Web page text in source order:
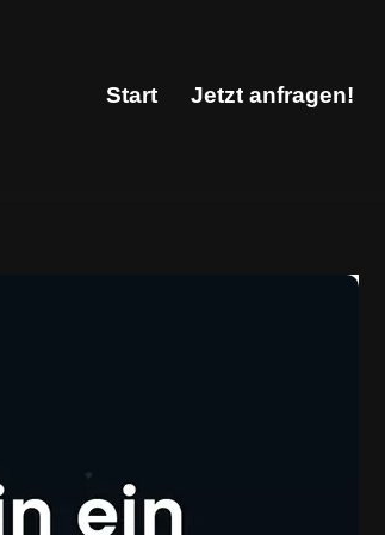
Start Jetzt anfragen!